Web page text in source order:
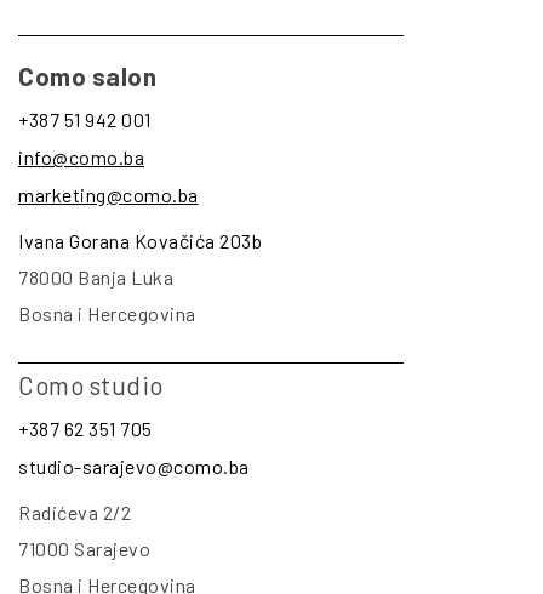
Como salon
+387 51 942 001
info@como.ba
marketing@como.ba
Ivana Gorana Kovačića 203b
78000 Banja Luka
Bosna i Hercegovina
Como studio
+387 62 351 705
studio-sarajevo@como.ba
Radićeva 2/2
71000 Sarajevo
Bosna i Hercegovina